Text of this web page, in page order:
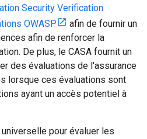
Security Verification
OWASP
afin de fournir un
afin de renforcer la
De plus, le CASA fournit un
des évaluations de l'assurance
lorsque ces évaluations sont
ayant un accès potentiel à
pour évaluer les